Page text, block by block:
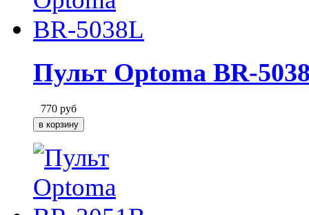
Пульт Optoma BR-
770 руб